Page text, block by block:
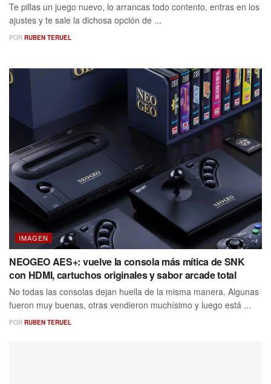
Te pillas un juego nuevo, lo arrancas todo contento, entras en los
ajustes y te sale la dichosa opción de ...
POR RUBEN TERUEL
IMAGEN
NEOGEO AES+: vuelve la consola más mítica de SNK
con HDMI, cartuchos originales y sabor arcade total
No todas las consolas dejan huella de la misma manera. Algunas
fueron muy buenas, otras vendieron muchísimo y luego está ...
POR RUBEN TERUEL